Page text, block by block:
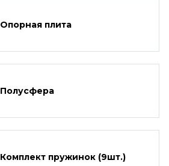
Опорная плита
Полусфера
Комплект пружинок (9шт.)